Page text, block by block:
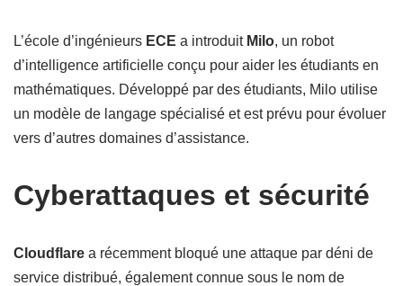
L’école d’ingénieurs ECE a introduit Milo, un robot
d’intelligence artificielle conçu pour aider les étudiants en
mathématiques. Développé par des étudiants, Milo utilise
un modèle de langage spécialisé et est prévu pour évoluer
vers d’autres domaines d’assistance.
Cyberattaques et sécurité
Cloudflare a récemment bloqué une attaque par déni de
service distribué, également connue sous le nom de